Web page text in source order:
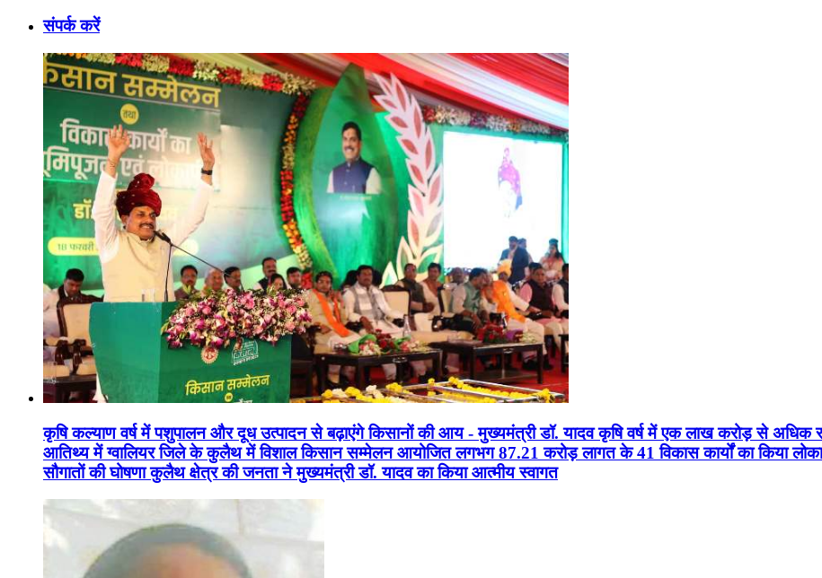
संपर्क करें
कृषि कल्याण वर्ष में पशुपालन और दूध उत्पादन से बढ़ाएंगे किसानों की आय - मुख्यमंत्री डॉ. यादव कृषि वर्ष में एक लाख करोड़ से अधिक
आतिथ्य में ग्वालियर जिले के कुलैथ में विशाल किसान सम्मेलन आयोजित लगभग 87.21 करोड़ लागत के 41 विकास कार्यों का किया
सौगातों की घोषणा कुलैथ क्षेत्र की जनता ने मुख्यमंत्री डॉ. यादव का किया आत्मीय स्वागत